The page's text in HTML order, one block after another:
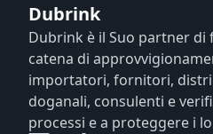
Dubrink
Dubrink è il Suo partner
catena di
importatori, fornitori,
doganali, consulenti e
processi e a proteggere i